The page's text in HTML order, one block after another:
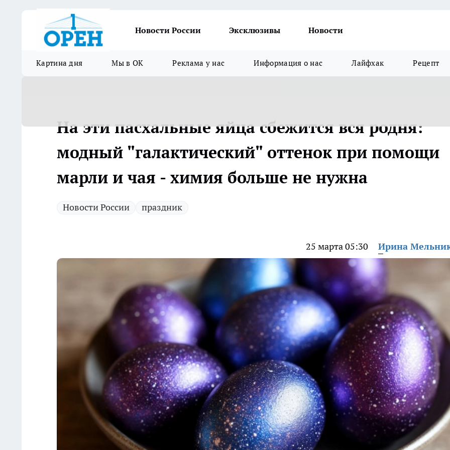
Новости России Эксклюзивы Новости
Картина дня Мы в ОК Реклама у нас Информация о нас Лайфхак Рецепт
На эти пасхальные яйца сбежится вся родня:
модный "галактический" оттенок при помощи
марли и чая - химия больше не нужна
Новости России праздник
25 марта 05:30 Ирина